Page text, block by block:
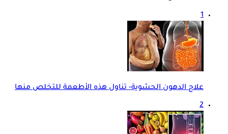
1
علاج الدهون الحشوية- تناول هذه الأطعمة للتخلص منها
2